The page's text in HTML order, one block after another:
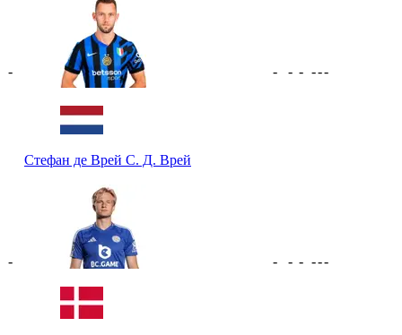
-
Стефан де Врей С. Д. Врей
- - - ---
- - - - ---